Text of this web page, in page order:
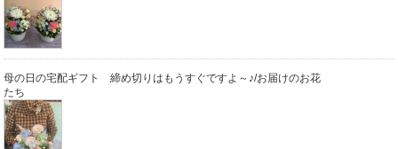
母の日の宅配ギフト 締め切りはもうすぐですよ～♪/お届けのお花
たち